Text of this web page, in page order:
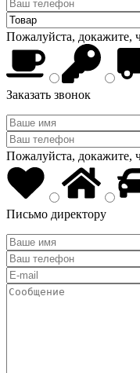
Пожалуйста, докажите,
Заказать звонок
Пожалуйста, докажите,
Письмо директору